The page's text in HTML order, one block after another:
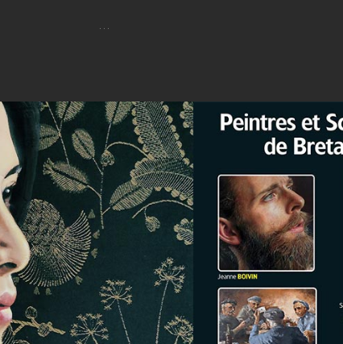
…
Arts
CAVAN
Du
25
Avril
Au
10